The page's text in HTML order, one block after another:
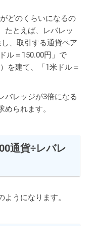
どのくらいになるの
たとえば、レバレッ
、取引する通貨ペア
ル＝150.00円」で
を建て、「1米ドル＝
バレッジが3倍になる
られます。
通貨÷レバレ
うになります。